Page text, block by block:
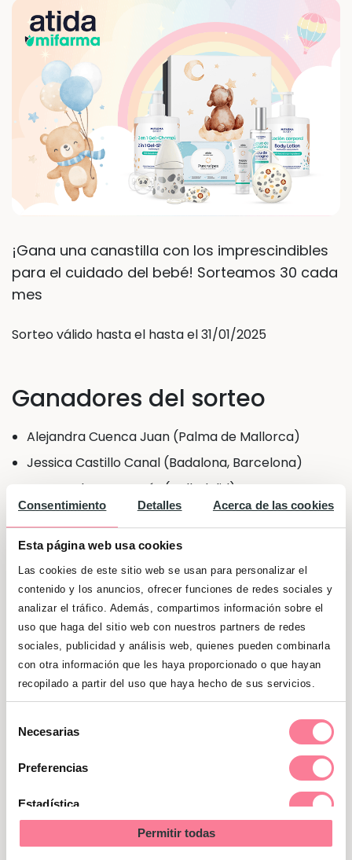
Consentimiento Detalles Acerca de las cookies
Esta página web usa cookies
Las cookies de este sitio web se usan para personalizar el
contenido y los anuncios, ofrecer funciones de redes sociales y
analizar el tráfico. Además, compartimos información sobre el
uso que haga del sitio web con nuestros partners de redes
sociales, publicidad y análisis web, quienes pueden combinarla
con otra información que les haya proporcionado o que hayan
recopilado a partir del uso que haya hecho de sus servicios.
Necesarias
Preferencias
Estadística
Permitir todas
¡Gana una canastilla con los imprescindibles
para el cuidado del bebé! Sorteamos 30 cada
mes
Sorteo válido hasta el hasta el 31/01/2025
Ganadores del sorteo
Alejandra Cuenca Juan (Palma de Mallorca)
Jessica Castillo Canal (Badalona, Barcelona)
Laura Cabrero Martín (Valladolid)
Encarnación Contreras Mallarin (La Carolina,
Jaén)
Sara Maslouhi el Kamouni (La Jana, Castellón)
Alicia García (Campillos, Málaga)
Sheyla Serrano Fernández (Jaén)
Anna Ribó Porta (Lleida)
María Jesús Martín García (Usagre, Badajoz)
Silvia Peral Gómez (Salamanca)
Joaquina Muñoz Fernández (Los Alcázares,
Marta Cuesta Navalón (Burgos)
Tatiana Hernández Ramírez (Madrid)